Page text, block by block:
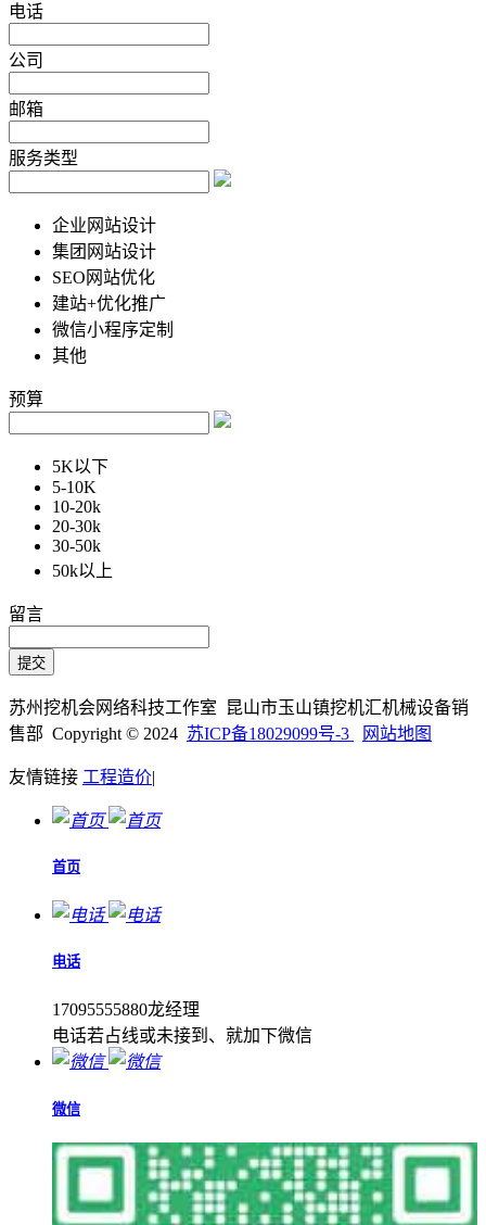
电话
公司
邮箱
服务类型
企业网站设计
集团网站设计
SEO网站优化
建站+优化推广
微信小程序定制
其他
预算
5K以下
5-10K
10-20k
20-30k
30-50k
50k以上
留言
苏州挖机会网络科技工作室 昆山市玉山镇挖机汇机械设备销
售部 Copyright © 2024 苏ICP备18029099号-3 网站地图
友情链接 工程造价|
首页
电话
17095555880龙经理
电话若占线或未接到、就加下微信
微信